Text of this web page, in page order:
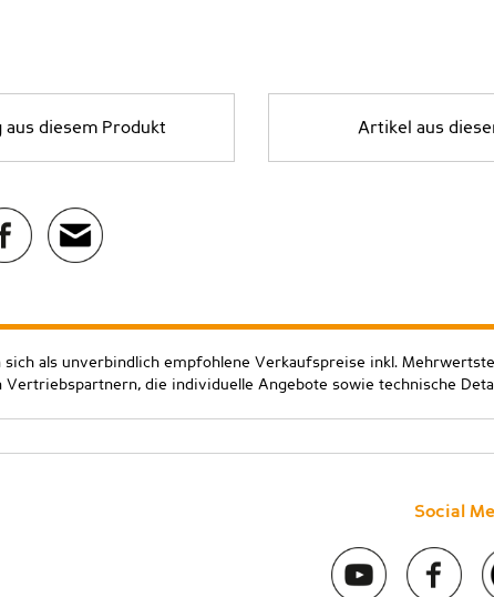
aus diesem Produkt Artikel aus
sich als unverbindlich empfohlene Verkaufspreise inkl.
Vertriebspartnern, die individuelle Angebote sowie technische
Social